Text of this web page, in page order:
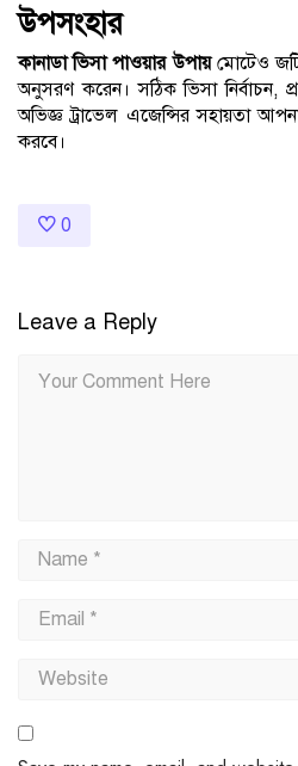
উপসংহার
কানাডা ভিসা পাওয়ার উপায়মোটেও
অনুসরণ করেন। সঠিক ভিসা নির্বাচন,
অভিজ্ঞ ট্রাভেল এজেন্সির সহায়তা
করবে।
0
Leave a Reply